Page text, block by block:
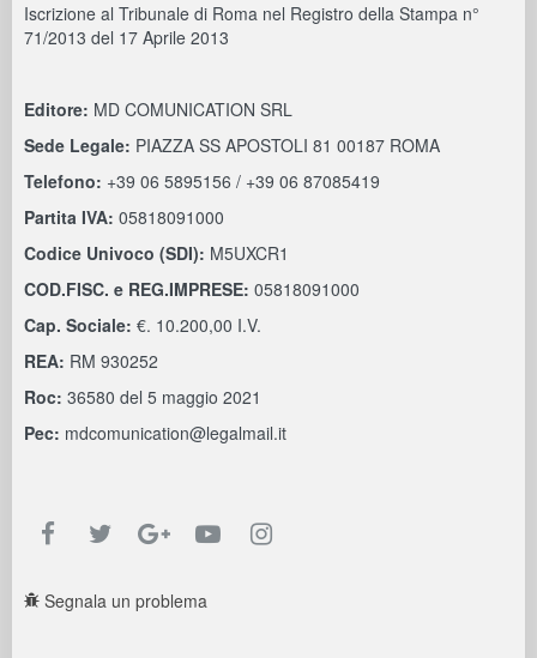
Iscrizione al Tribunale di Roma nel Registro della Stampa n°
71/2013 del 17 Aprile 2013
Editore: MD COMUNICATION SRL
Sede Legale: PIAZZA SS APOSTOLI 81 00187 ROMA
Telefono: +39 06 5895156 / +39 06 87085419
Partita IVA: 05818091000
Codice Univoco (SDI): M5UXCR1
COD.FISC. e REG.IMPRESE: 05818091000
Cap. Sociale: €. 10.200,00 I.V.
REA: RM 930252
Roc: 36580 del 5 maggio 2021
Pec: mdcomunication@legalmail.it
Segnala un problema